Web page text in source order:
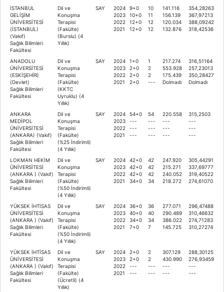
İSTANBUL
GELİŞİM
ÜNİVERSİTESİ
(İSTANBUL)
(Vakıf)
Sağlık Bilimleri
Fakültesi
Dil ve
Konuşma
Terapisi
(Fakülte)
(Burslu) (4
Yıllık)
SAY
2024
2023
2022
2021
9+0
10+0
12+0
12+0
10
11
12
12
141.116
156.139
120.034
132.876
354,28263
367,97213
388,09242
318,42536
ANADOLU
ÜNİVERSİTESİ
(ESKİŞEHİR)
(Devlet)
Sağlık Bilimleri
Fakültesi
Dil ve
Konuşma
Terapisi
(Fakülte)
(KKTC
Uyruklu) (4
Yıllık)
SAY
2024
2023
2022
2021
1+0
2+0
2+0
2+0
1
2
2
---
217.274
553.928
175.439
Dolmadı
316,51164
257,23013
350,28427
Dolmadı
ANKARA
MEDİPOL
ÜNİVERSİTESİ
(ANKARA) (Vakıf)
Sağlık Bilimleri
Fakültesi
Dil ve
Konuşma
Terapisi
(Fakülte)
(%25 İndirimli)
(4 Yıllık)
SAY
2024
2023
2022
2021
54+0
---
---
---
54
---
---
---
220.558
---
---
---
315,2503
---
---
---
LOKMAN HEKİM
ÜNİVERSİTESİ
(ANKARA ) (Vakıf)
Sağlık Bilimleri
Fakültesi
Dil ve
Konuşma
Terapisi
(Fakülte)
(%50 İndirimli)
(4 Yıllık)
SAY
2024
2023
2022
2021
42+0
42+0
42+0
34+0
42
42
42
34
247.920
215.271
240.052
218.272
305,44291
337,69777
319,40522
274,61070
YÜKSEK İHTİSAS
ÜNİVERSİTESİ
(ANKARA ) (Vakıf)
Sağlık Bilimleri
Fakültesi
Dil ve
Konuşma
Terapisi
(Fakülte)
(%50 İndirimli)
(4 Yıllık)
SAY
2024
2023
2022
2021
36+0
40+0
34+0
7+0
36
40
34
7
277.071
290.489
386.022
145.725
296,47488
310,46632
274,71283
310,27274
YÜKSEK İHTİSAS
ÜNİVERSİTESİ
(ANKARA ) (Vakıf)
Sağlık Bilimleri
Fakültesi
Dil ve
Konuşma
Terapisi
(Fakülte)
(Ücretli) (4
Yıllık)
SAY
2024
2023
2022
2021
2+0
2+0
---
---
2
2
---
---
307.129
430.990
---
---
288,30125
276,93459
---
---